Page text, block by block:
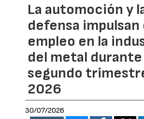
La automoción y
defensa impulsan
empleo en la
del metal
segundo
2026
30/07/2026